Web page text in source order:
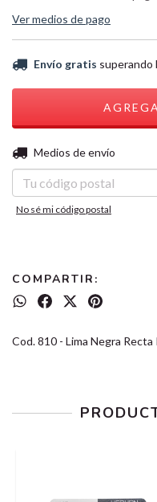
Ver medios de pago
Envío gratis superando
Entregas para el CP:
Medios de envío
No sé mi código postal
COMPARTIR:
Cod. 810 - Lima Negra